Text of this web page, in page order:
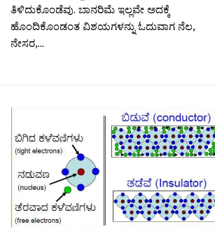
ತಿಳಿದುಕೊಂಡೆವು. ಬಾನರಿಮೆ ಇಲ್ಲವೇ ಅದಕ್ಕೆ
ಹೊಂದಿಕೊಂಡಂತ ವಿಶಯಗಳನ್ನು ಓದುವಾಗ ನೆಲ,
ನೇಸರ,...